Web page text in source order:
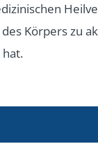
Körpers zu